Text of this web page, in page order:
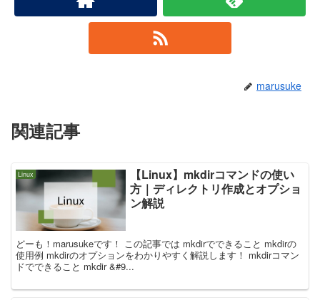
marusuke
関連記事
Linux
【Linux】mkdirコマンドの使い
方｜ディレクトリ作成とオプショ
ン解説
どーも！marusukeです！ この記事では mkdirでできること mkdirの
使用例 mkdirのオプションをわかりやすく解説します！ mkdirコマン
ドでできること mkdir &#9...